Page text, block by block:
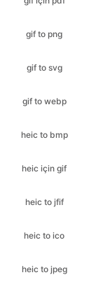
gif to svg
gif to webp
heic to bmp
heic için gif
heic to jfif
heic to ico
heic to jpeg
heic to jpg